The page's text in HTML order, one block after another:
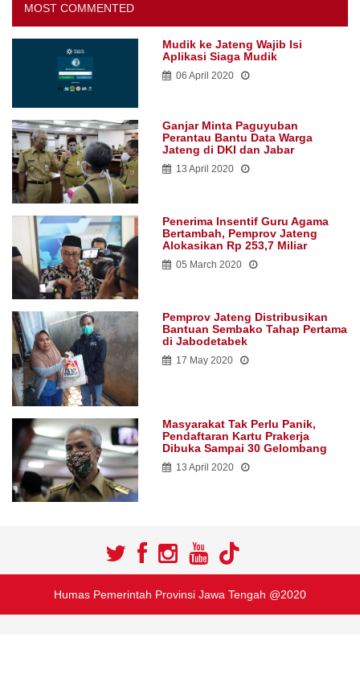
MOST COMMENTED
Mudik ke Jateng Wajib Isi
Aplikasi Siaga Mudik
06 April 2020
Ganjar Minta Paguyuban
Perantau Bantu Data Warga
Jateng di DKI dan Jabar
13 April 2020
Penerima Insentif Guru Agama
Bertambah, Pemprov Jateng
Alokasikan Rp 253,7 Miliar
05 March 2020
Pemprov Jateng Distribusikan
Bantuan Sembako Tahap Pertama
di Jabodetabek
17 May 2020
Masyarakat Tak Perlu Panik,
Pendaftaran Kartu Prakerja
Dibuka Sampai 30 Gelombang
13 April 2020
Humas Pemerintah Provinsi Jawa Tengah @2020